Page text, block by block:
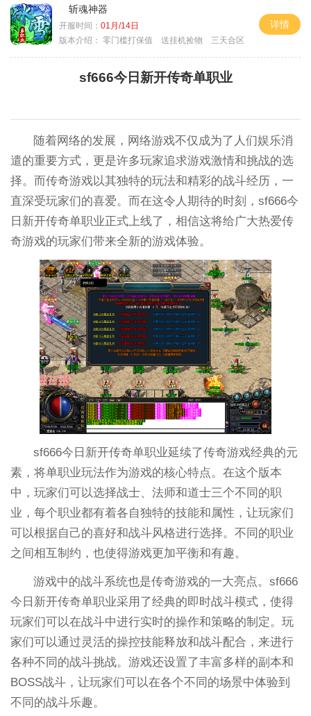
斩魂神器
开服时间： 01月/14日
版本介绍： 零门槛打保值 送挂机捡物 三天合区
详情
sf666今日新开传奇单职业
随着网络的发展，网络游戏不仅成为了人们娱乐消
遣的重要方式，更是许多玩家追求游戏激情和挑战的选
择。而传奇游戏以其独特的玩法和精彩的战斗经历，一
直深受玩家们的喜爱。而在这令人期待的时刻，sf666今
日新开传奇单职业正式上线了，相信这将给广大热爱传
奇游戏的玩家们带来全新的游戏体验。
sf666今日新开传奇单职业延续了传奇游戏经典的元
素，将单职业玩法作为游戏的核心特点。在这个版本
中，玩家们可以选择战士、法师和道士三个不同的职
业，每个职业都有着各自独特的技能和属性，让玩家们
可以根据自己的喜好和战斗风格进行选择。不同的职业
之间相互制约，也使得游戏更加平衡和有趣。
游戏中的战斗系统也是传奇游戏的一大亮点。sf666
今日新开传奇单职业采用了经典的即时战斗模式，使得
玩家们可以在战斗中进行实时的操作和策略的制定。玩
家们可以通过灵活的操控技能释放和战斗配合，来进行
各种不同的战斗挑战。游戏还设置了丰富多样的副本和
BOSS战斗，让玩家们可以在各个不同的场景中体验到
不同的战斗乐趣。